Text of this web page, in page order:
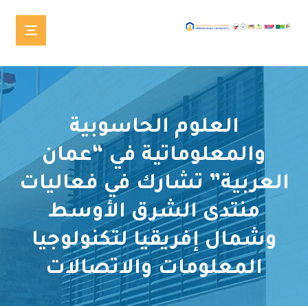
العلوم الحاسوبية
والمعلوماتية في “عمان
العربية” تشارك في فعاليات
منتدى الشرق الأوسط
وشمال إفريقيا لتكنولوجيا
المعلومات والاتصالات